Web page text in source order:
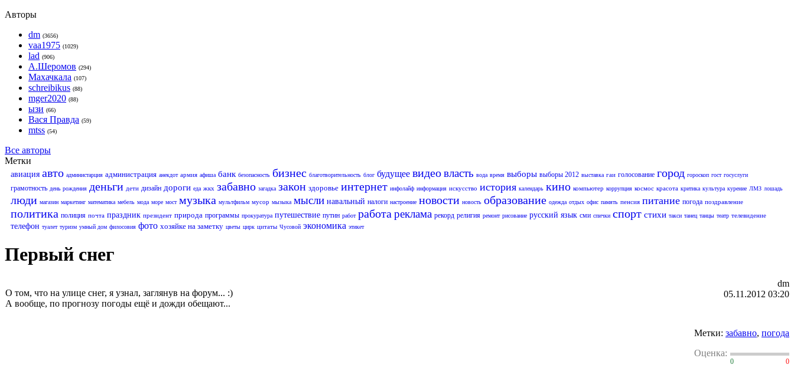
Авторы
dm (3656)
vaa1975 (1029)
lad (906)
А.Шеромов (294)
Махачкала (107)
schreibikus (88)
mger2020 (88)
ызи (66)
Вася Правда (59)
mtss (54)
Все авторы
Метки
авиация авто администарция администрация анекдот армия афиша банк безопасность бизнес благотворительность блог будущее видеовласть вода время выборы выборы 2012 выставка гаи голосование город гороскоп гост госуслуги
грамотность день рождения деньги дети дизайн дороги еда жкх забавно загадка закон здоровье интернет инфолайф информация искусство история календарь кино компьютер коррупция космос красота критика культура курение ЛМЗ лошадь
люди магазин маркетинг математика мебель мода море мост музыка мультфильм мусор мызыка мысли навальный налоги настроение новости новость образование одежда отдых офис память пенсия питание погода поздравление
политика полиция почта праздник президент природа программы прокуратура путешествие путин работ работа реклама рекорд религия ремонт рисование русский язык сми спички спорт стихи такси танец танцы театр телевидение
телефон туалет туризм умный дом филосовия фото хозяйке на заметку цветы цирк цитаты Чусовой экономика этикет
Первый снег
О том, что на улице снег, я узнал, заглянув на форум... :)
А вообще, по прогнозу погоды ещё и дожди обещают...
dm
05.11.2012 03:20
Метки: забавно, погода
Оценка:
0 0